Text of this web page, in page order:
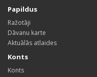
Papildus
Ražotāji
Dāvanu karte
Aktuālās atlaides
Konts
Konts